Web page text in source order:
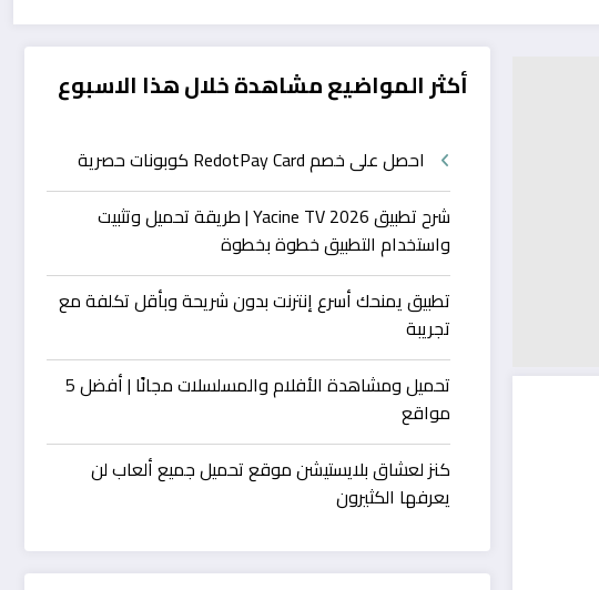
أكثر المواضيع مشاهدة خلال هذا الاسبوع
احصل على خصم RedotPay Card كوبونات حصرية
شرح تطبيق Yacine TV 2026 | طريقة تحميل وتثبيت
واستخدام التطبيق خطوة بخطوة
تطبيق يمنحك أسرع إنترنت بدون شريحة وبأقل تكلفة مع
تجريبة
تحميل ومشاهدة الأفلام والمسلسلات مجانًا | أفضل 5
مواقع
كنز لعشاق بلايستيشن موقع تحميل جميع ألعاب لن
يعرفها الكثيرون